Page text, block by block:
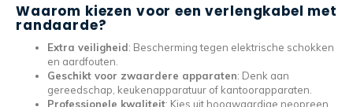
Waarom kiezen voor een verlengkabel met
randaarde?
Extra veiligheid: Bescherming tegen elektrische schokken
en aardfouten.
Geschikt voor zwaardere apparaten: Denk aan
gereedschap, keukenapparatuur of kantoorapparaten.
Professionele kwaliteit: Kies uit hoogwaardige neopreen